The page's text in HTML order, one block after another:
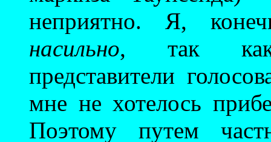
неприятно. Я,
насильно, так как
представители
мне не хотелось
Поэтому путем